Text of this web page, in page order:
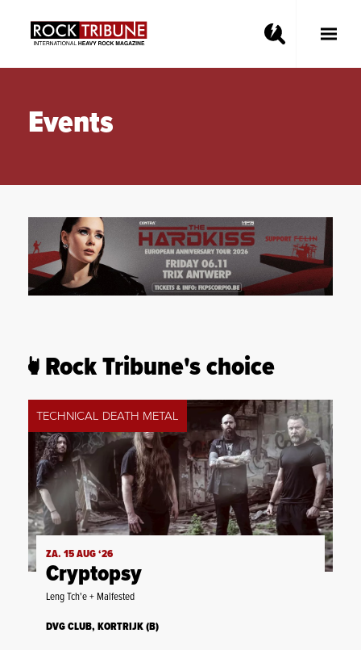
Toggle
Events
Rock Tribune's choice
TECHNICAL DEATH METAL
ZA. 15 AUG ‘26
Cryptopsy
Leng Tch'e + Malfested
DVG CLUB, KORTRIJK (B)